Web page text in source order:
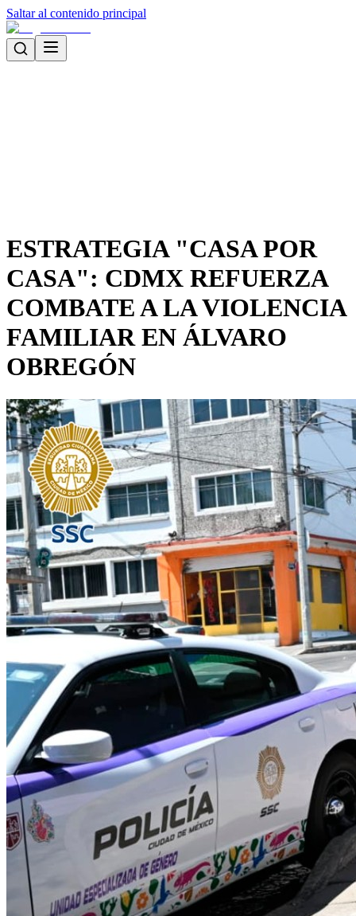
Saltar al contenido principal
ESTRATEGIA "CASA POR
CASA": CDMX REFUERZA
COMBATE A LA VIOLENCIA
FAMILIAR EN ÁLVARO
OBREGÓN